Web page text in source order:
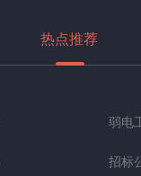
热点推荐
弱电
招标